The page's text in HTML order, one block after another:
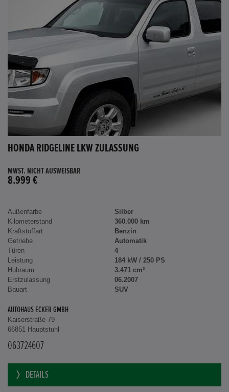
HONDA RIDGELINE LKW ZULASSUNG
MWST. NICHT AUSWEISBAR
8.999 €
Außenfarbe
Silber
Kilometerstand
360.000 km
Kraftstoffart
Benzin
Getriebe
Automatik
Türen
4
Leistung
184 kW / 250 PS
Hubraum
3.471 cm³
Erstzulassung
06.2007
Bauart
SUV
AUTOHAUS ECKER GMBH
Kaiserstraße 79
66851 Hauptstuhl
063724607
DETAILS